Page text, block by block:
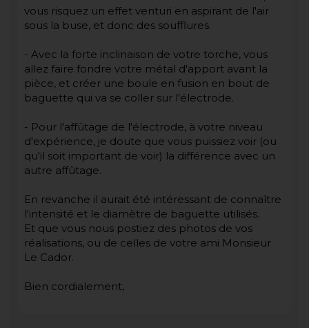
vous risquez un effet venturi en aspirant de l'air
sous la buse, et donc des soufflures.
- Avec la forte inclinaison de votre torche, vous
allez faire fondre votre métal d'apport avant la
pièce, et créer une boule en fusion en bout de
baguette qui va se coller sur l'électrode.
- Pour l'affûtage de l'électrode, à votre niveau
d'expérience, je doute que vous puissiez voir (ou
qu'il soit important de voir) la différence avec un
autre affûtage.
En revanche il aurait été intéressant de connaître
l'intensité et le diamètre de baguette utilisés.
Et que vous nous postiez des photos de vos
réalisations, ou de celles de votre ami Monsieur
Le Cador.
Bien cordialement,